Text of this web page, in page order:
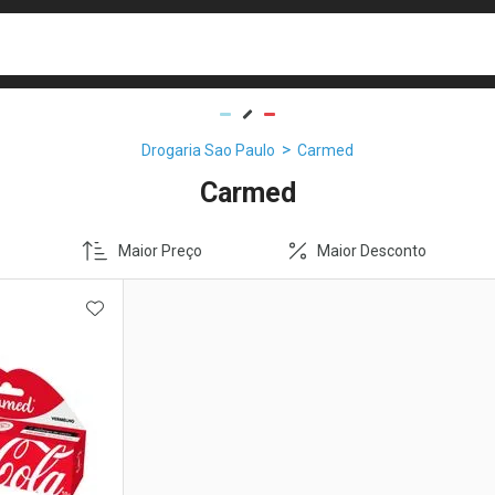
Drogaria Sao Paulo Carmed
Carmed
Maior Preço Maior Desconto
ADICIONAR AOS FAVORITOS